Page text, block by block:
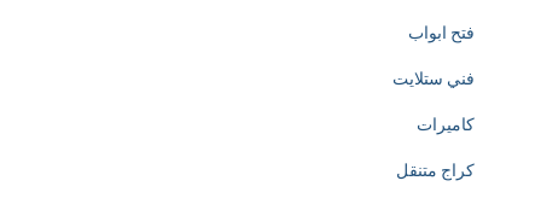
فتح ابواب
فني ستلايت
كاميرات
كراج متنقل